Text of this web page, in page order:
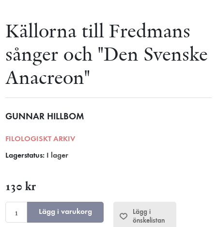
Källorna till Fredmans
sånger och "Den Svenske
Anacreon"
GUNNAR HILLBOM
FILOLOGISKT ARKIV
Lagerstatus: I lager
130 kr
Lägg i varukorg
Lägg i
önskelistan